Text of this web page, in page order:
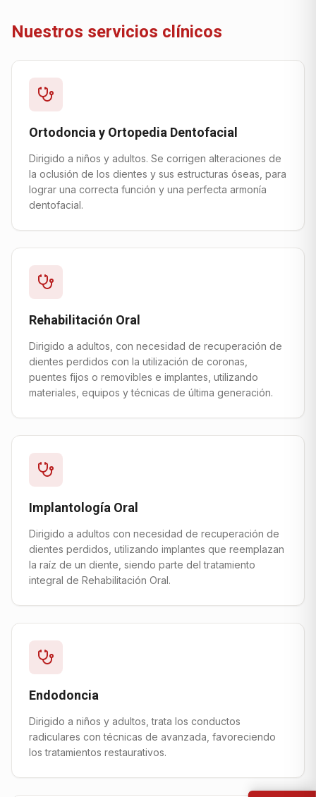
Nuestros servicios clínicos
Ortodoncia y Ortopedia Dentofacial
Dirigido a niños y adultos. Se corrigen alteraciones de
la oclusión de los dientes y sus estructuras óseas, para
lograr una correcta función y una perfecta armonía
dentofacial.
Rehabilitación Oral
Dirigido a adultos, con necesidad de recuperación de
dientes perdidos con la utilización de coronas,
puentes fijos o removibles e implantes, utilizando
materiales, equipos y técnicas de última generación.
Implantología Oral
Dirigido a adultos con necesidad de recuperación de
dientes perdidos, utilizando implantes que reemplazan
la raíz de un diente, siendo parte del tratamiento
integral de Rehabilitación Oral.
Endodoncia
Dirigido a niños y adultos, trata los conductos
radiculares con técnicas de avanzada, favoreciendo
los tratamientos restaurativos.